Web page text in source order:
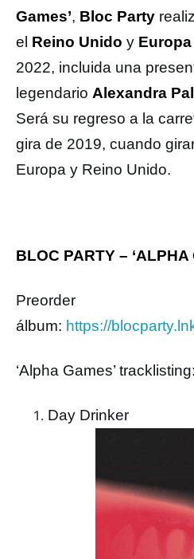
Games’, Bloc Party
el Reino Unido y Europa
2022, incluida una
legendario Alexandra
Será su regreso a la
gira de 2019, cuando
Europa y Reino Unido.
BLOC PARTY – ‘ALPHA
Preorder
álbum: https://
‘Alpha Games’ tracklisting:
Day Drinker